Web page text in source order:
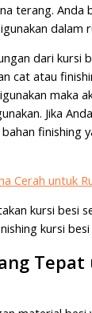
terang. Anda
dalam
dari kursi
cat atau
maka
Jika
finishing
Cerah untuk
kursi besi
kursi